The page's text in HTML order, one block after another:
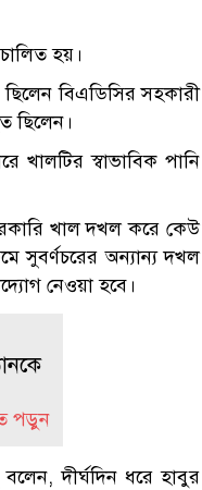
হয়।
বিএডিসির সহকারী
ছিলেন।
স্বাভাবিক পানি
খাল দখল করে কেউ
সুবর্ণচরের অন্যান্য দখল
নেওয়া হবে।
পড়ুন
দীর্ঘদিন ধরে হাবুর